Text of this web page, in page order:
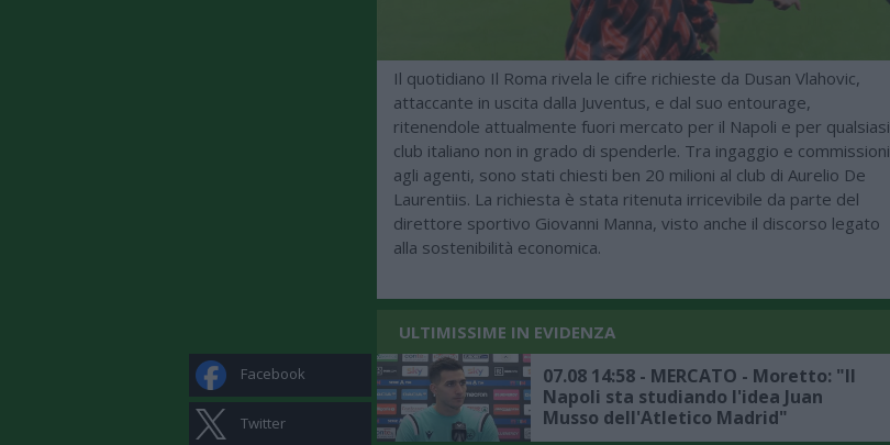
Facebook
Twitter
Il quotidiano Il Roma rivela le cifre richieste da Dusan Vlahovic,
attaccante in uscita dalla Juventus, e dal suo entourage,
ritenendole attualmente fuori mercato per il Napoli e per qualsiasi
club italiano non in grado di spenderle. Tra ingaggio e commissioni
agli agenti, sono stati chiesti ben 20 milioni al club di Aurelio De
Laurentiis. La richiesta è stata ritenuta irricevibile da parte del
direttore sportivo Giovanni Manna, visto anche il discorso legato
alla sostenibilità economica.
ULTIMISSIME IN EVIDENZA
07.08 14:58 - MERCATO - Moretto: "Il
Napoli sta studiando l'idea Juan
Musso dell'Atletico Madrid"